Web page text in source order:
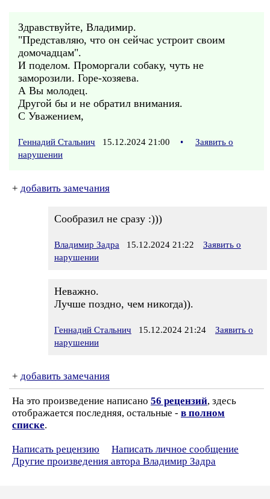
Здравствуйте, Владимир.
"Представляю, что он сейчас устроит своим
домочадцам".
И поделом. Проморгали собаку, чуть не
заморозили. Горе-хозяева.
А Вы молодец.
Другой бы и не обратил внимания.
С Уважением,
Геннадий Стальнич 15.12.2024 21:00 •
Заявить о
нарушении
+ добавить замечания
Сообразил не сразу :)))
Владимир Задра 15.12.2024 21:22
Заявить о
нарушении
Неважно.
Лучше поздно, чем никогда)).
Геннадий Стальнич 15.12.2024 21:24
Заявить о
нарушении
+ добавить замечания
На это произведение написано 56 рецензий, здесь
отображается последняя, остальные - в полном
списке.
Написать рецензию
Написать личное сообщение
Другие произведения автора Владимир Задра